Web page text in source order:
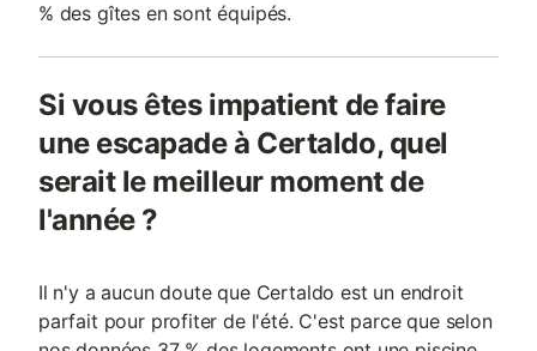
% des gîtes en sont équipés.
Si vous êtes impatient de faire
une escapade à Certaldo, quel
serait le meilleur moment de
l'année ?
Il n'y a aucun doute que Certaldo est un endroit
parfait pour profiter de l'été. C'est parce que selon